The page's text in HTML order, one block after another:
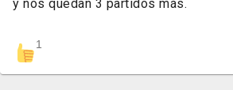
y nos quedan 3 partidos más.
1